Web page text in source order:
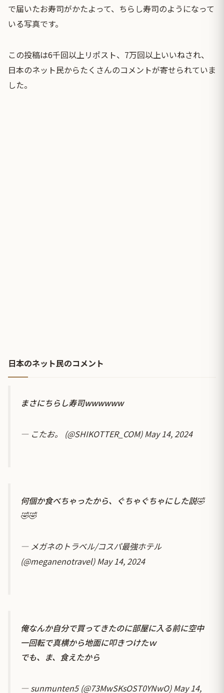
で届いたお寿司がかたよって、ちらし寿司のようになって
いる写真です。
この投稿は6千回以上リポスト、7万回以上いいねされ、
日本のネット民からたくさんのコメントが寄せられていま
した。
日本のネット民のコメント
まさにちらし寿司wwwwww
— こたお。 (@SHIKOTTER_COM)May 14, 2024
何個か食べちゃったから、ぐちゃぐちゃにした説🤣
🤣🤣
— メガネのトラベル/コスパ最強ホテル
(@meganenotravel)May 14, 2024
俺なんか自分で買ってきたのに部屋に入る前に空中
一回転で真横から地面に叩きつけたｗ
でも、ま、食えたから
— sunmunten5 (@73MwSKsOST0YNwO)May 14,